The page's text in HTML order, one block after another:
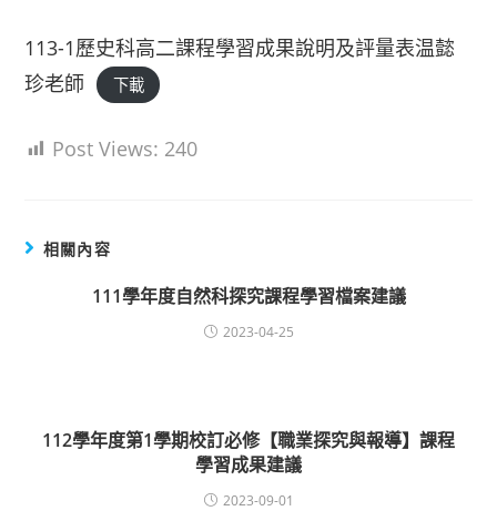
113-1歷史科高二課程學習成果說明及評量表温懿
珍老師
下載
Post Views: 240
相關內容
111學年度自然科探究課程學習檔案建議
2023-04-25
112學年度第1學期校訂必修【職業探究與報導】課程
學習成果建議
2023-09-01